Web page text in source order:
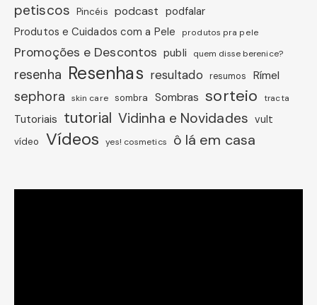
petiscos Pincéis podcast podfalar
Produtos e Cuidados com a Pele
produtos pra pele
Promoções e Descontos publi quem disse berenice?
resenha Resenhas resultado resumos Rímel
sephora skin care sombra Sombras sorteio tracta
Tutoriais tutorial Vidinha e Novidades vult
vídeo Vídeos yes! cosmetics ô lá em casa